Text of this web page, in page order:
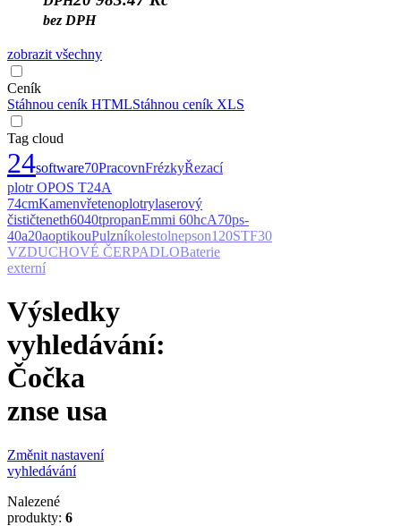
bez DPH
zobrazit všechny
Ceník
Stáhnou ceník HTMLStáhnou ceník XLS
Tag cloud
24software70PracovnFrézkyŘezací
plotr OPOS T24A
74cmKamenvřetenoplotrylaserový
čističteneth6040tpropanEmmi 60hcA70ps-
40a20aoptikouPulzníkolestolnepson120STF30
VZDUCHOVÉ ČERPADLOBaterie
externí
Výsledky
vyhledávání:
Čočka
znse usa
Změnit nastavení
vyhledávání
Nalezené
produkty: 6